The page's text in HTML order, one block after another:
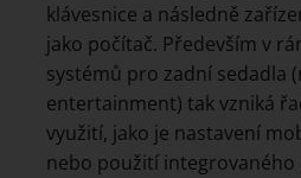
klávesnice a následně
jako počítač. Především v
systémů pro zadní sedadla
entertainment) tak vzniká
využití, jako je nastavení
nebo použití integrovaného